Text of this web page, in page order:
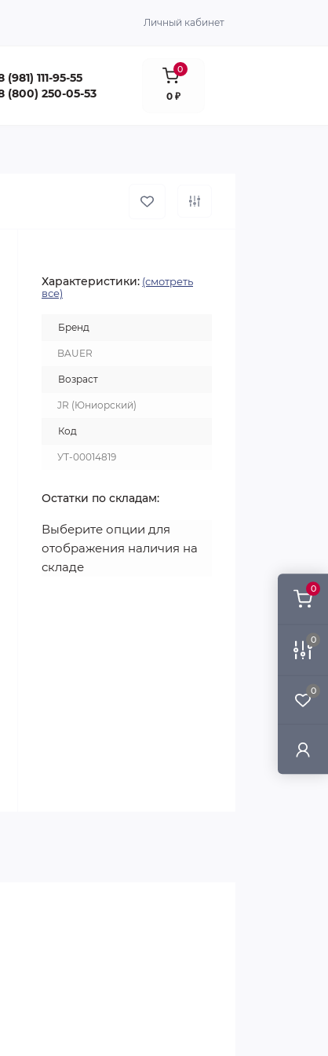
0
0
0
Личный кабинет
(981) 111-95-55
(800) 250-05-53
0
0 ₽
Характеристики: (смотреть
все)
Бренд
BAUER
Возраст
JR (Юниорский)
Код
УТ-00014819
Остатки по складам:
Выберите опции для
отображения наличия на
складе